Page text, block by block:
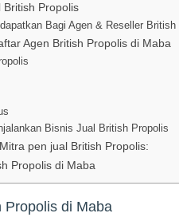
British Propolis
Bagi Agen & Reseller British
Agen British Propolis di Maba
Bisnis Jual British Propolis
pen jual British Propolis:
Propolis di Maba
Propolis di Maba